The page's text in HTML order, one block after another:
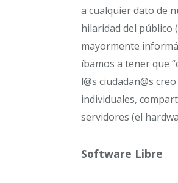
a cualquier dato de
hilaridad del público
mayormente
íbamos a tener que
l@s ciudadan@s
individuales,
servidores (el
Software Libre